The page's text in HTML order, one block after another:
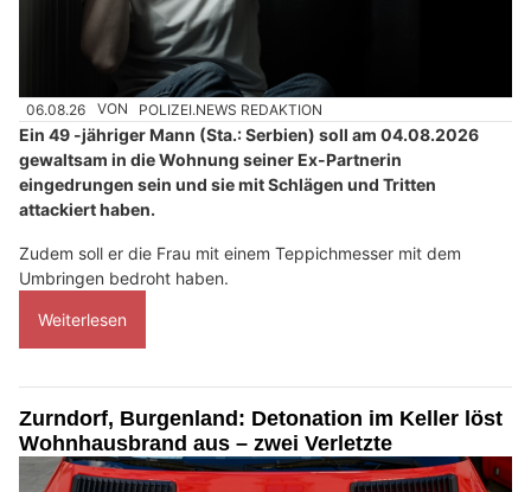
06.08.26 VON POLIZEI.NEWS REDAKTION
Ein 49 -jähriger Mann (Sta.: Serbien) soll am 04.08.2026
gewaltsam in die Wohnung seiner Ex-Partnerin
eingedrungen sein und sie mit Schlägen und Tritten
attackiert haben.
Zudem soll er die Frau mit einem Teppichmesser mit dem
Umbringen bedroht haben.
Weiterlesen
Zurndorf, Burgenland: Detonation im Keller löst
Wohnhausbrand aus – zwei Verletzte